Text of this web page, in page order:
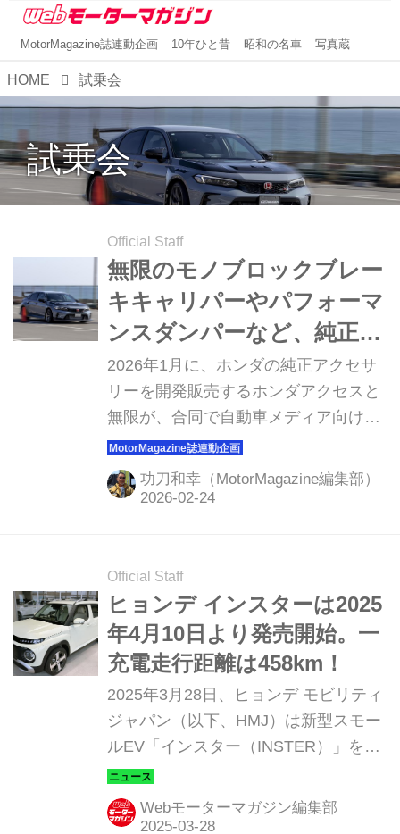
MotorMagazine誌連動企画 10年ひと昔 昭和の名車 写真蔵
HOME 試乗会
試乗会
Official Staff
無限のモノブロックブレー
キキャリパーやパフォーマ
ンスダンパーなど、純正ア
クセサリー車を比較試乗。
SUPER‐ONE無限プロトも
登場
2026年1月に、ホンダの純正アクセサ
リーを開発販売するホンダアクセスと
無限が、合同で自動車メディア向けの
試乗＆展示会を開催。当日は発売間も
ない新型車両も含めて19台もの車両が
集められた盛りだくさんのイベントと
テム装着の効果をじっくり確かめられ
る場としてしっかり活用させていただ
いた。
功刀和幸（MotorMagazine編集部）
Official Staff
ヒョンデ インスターは2025
年4月10日より発売開始。一
充電走行距離は458km！
2025年3月28日、ヒョンデ モビリティ
ジャパン（以下、HMJ）は新型スモー
ルEV「インスター（INSTER）」を同
年4月10日より発売開始と発表。また
WLTCモードの一充電走行距離は
458kmと公表した。 5ナンバーサイズ
Webモーターマガジン編集部